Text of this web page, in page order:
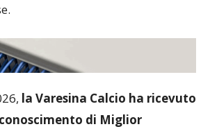
la Varesina Calcio ha ricevuto
di Miglior